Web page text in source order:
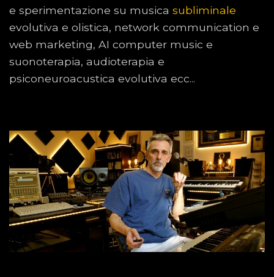
e sperimentazione su musica subliminale
evolutiva e olistica, network communication e
web marketing, AI computer music e
suonoterapia, audioterapia e
psiconeuroacustica evolutiva ecc...